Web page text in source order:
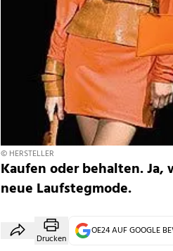
© HERSTELLER
Kaufen oder behalten.
neue Laufstegmode.
Drucken
OE24 AUF GOOGLE